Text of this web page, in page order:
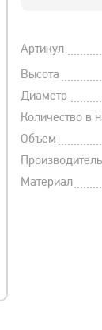
Артикул
Высота
Диаметр
Количество в
Объем
Производитель
Материал